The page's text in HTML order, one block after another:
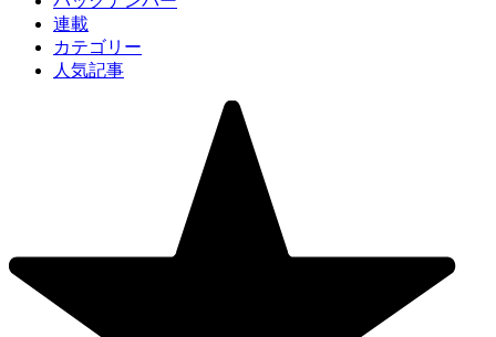
連載
カテゴリー
人気記事